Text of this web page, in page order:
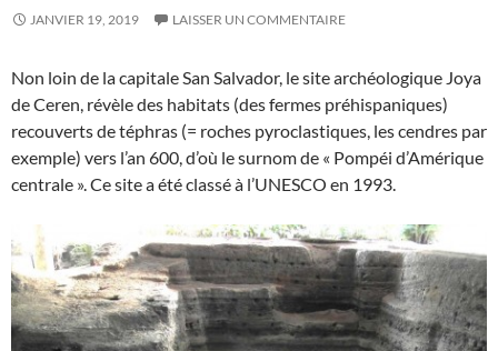
JANVIER 19, 2019 LAISSER UN COMMENTAIRE
Non loin de la capitale San Salvador, le site archéologique Joya
de Ceren, révèle des habitats (des fermes préhispaniques)
recouverts de téphras (= roches pyroclastiques, les cendres par
exemple) vers l’an 600, d’où le surnom de « Pompéi d’Amérique
centrale ». Ce site a été classé à l’UNESCO en 1993.